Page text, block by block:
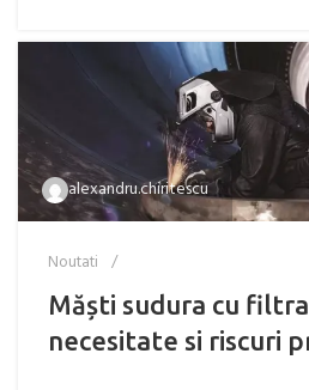
alexandru.chiritescu
Noutati
Măști sudura cu
necesitate si riscuri